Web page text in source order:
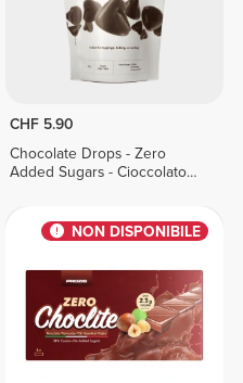
CHF 5.90
Chocolate Drops - Zero
Added Sugars - Cioccolato
NON DISPONIBILE